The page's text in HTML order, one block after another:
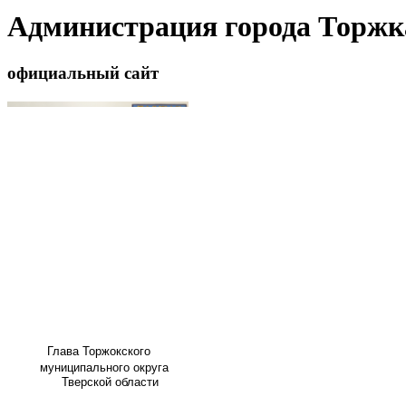
Администрация города
официальный сайт
Глава Торжокского
муниципального округа
Тверской области